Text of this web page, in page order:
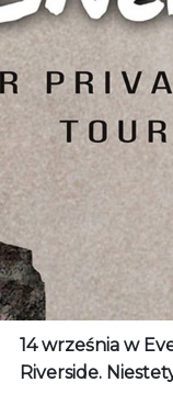
14 września w
Riverside.